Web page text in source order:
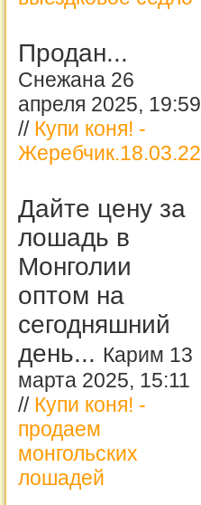
Продан...
Снежана 26
апреля 2025, 19:59
// Купи коня! -
Жеребчик.18.03.22
Дайте цену за
лошадь в
Монголии
оптом на
сегодняшний
день... Карим 13
марта 2025, 15:11
// Купи коня! -
продаем
монгольских
лошадей